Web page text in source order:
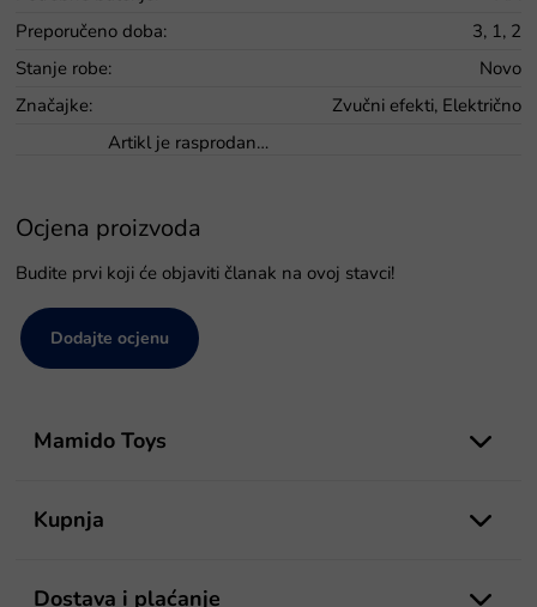
Preporučeno doba:
3, 1, 2
Stanje robe:
Novo
Značajke:
Zvučni efekti, Električno
Artikl je rasprodan…
Ocjena proizvoda
Budite prvi koji će objaviti članak na ovoj stavci!
Dodajte ocjenu
Mamido Toys
Kupnja
Dostava i plaćanje